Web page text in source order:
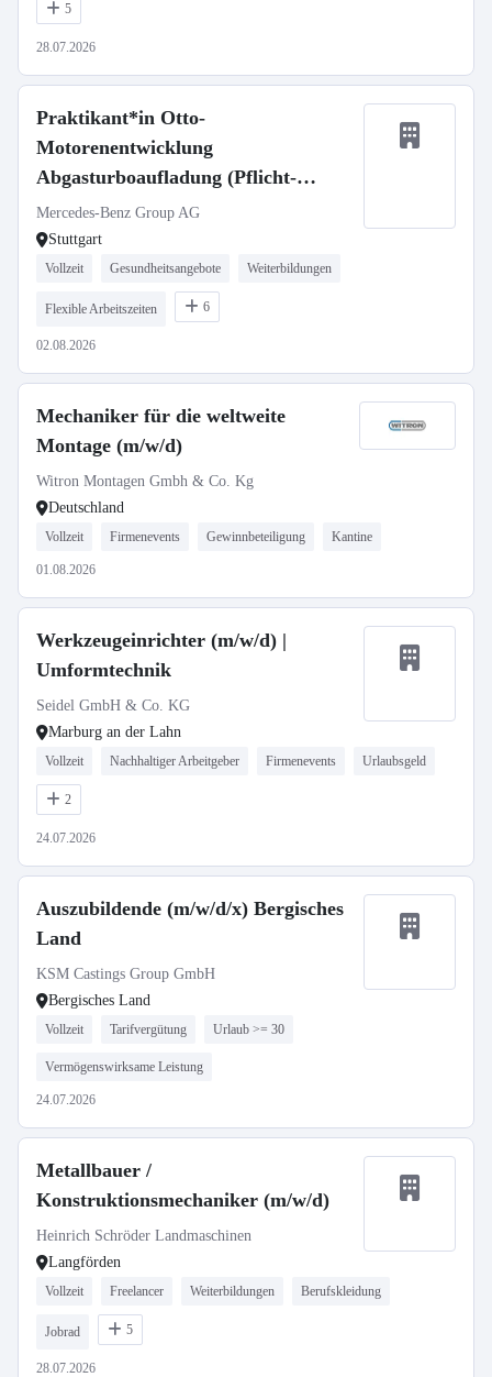
5
28.07.2026
Praktikant*in Otto-
Motorenentwicklung
Abgasturboaufladung (Pflicht-
Praktikum)
Mercedes-Benz Group AG
Stuttgart
Vollzeit Gesundheitsangebote Weiterbildungen
Flexible Arbeitszeiten 6
02.08.2026
Mechaniker für die weltweite
Montage (m/w/d)
Witron Montagen Gmbh & Co. Kg
Deutschland
Vollzeit Firmenevents Gewinnbeteiligung Kantine
01.08.2026
Werkzeugeinrichter (m/w/d) |
Umformtechnik
Seidel GmbH & Co. KG
Marburg an der Lahn
Vollzeit Nachhaltiger Arbeitgeber Firmenevents Urlaubsgeld
2
24.07.2026
Auszubildende (m/w/d/x) Bergisches
Land
KSM Castings Group GmbH
Bergisches Land
Vollzeit Tarifvergütung Urlaub >= 30
Vermögenswirksame Leistung
24.07.2026
Metallbauer /
Konstruktionsmechaniker (m/w/d)
Heinrich Schröder Landmaschinen
Langförden
Vollzeit Freelancer Weiterbildungen Berufskleidung
Jobrad 5
28.07.2026